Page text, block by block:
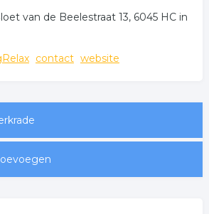
van de Beelestraat 13, 6045 HC in
contact website